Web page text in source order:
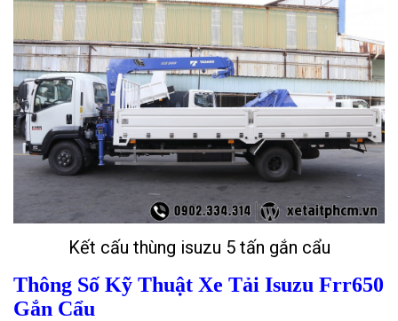
Kết cấu thùng isuzu 5 tấn gắn cẩu
Thông Số Kỹ Thuật Xe Tải Isuzu Frr650
Gắn Cẩu